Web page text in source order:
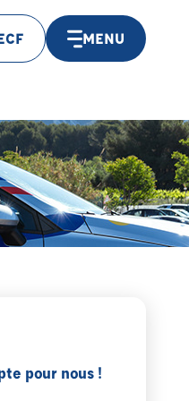
MENU
pour nous !